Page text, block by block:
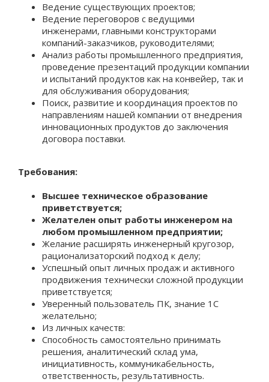
Ведение существующих проектов;
Ведение переговоров с ведущими
инженерами, главными конструкторами
компаний-заказчиков, руководителями;
Анализ работы промышленного предприятия,
проведение презентаций продукции компании
и испытаний продуктов как на конвейер, так и
для обслуживания оборудования;
Поиск, развитие и координация проектов по
направлениям нашей компании от внедрения
инновационных продуктов до заключения
договора поставки.
Требования:
Высшее техническое образование
приветствуется;
Желателен опыт работы инженером на
любом промышленном предприятии;
Желание расширять инженерный кругозор,
рационализаторский подход к делу;
Успешный опыт личных продаж и активного
продвижения технически сложной продукции
приветствуется;
Уверенный пользователь ПК, знание 1С
желательно;
Из личных качеств:
Способность самостоятельно принимать
решения, аналитический склад ума,
инициативность, коммуникабельность,
ответственность, результативность.